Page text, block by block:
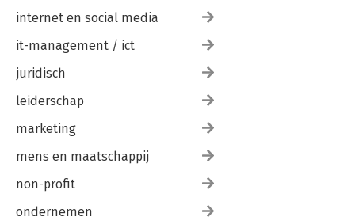
internet en social media
it-management / ict
juridisch
leiderschap
marketing
mens en maatschappij
non-profit
ondernemen